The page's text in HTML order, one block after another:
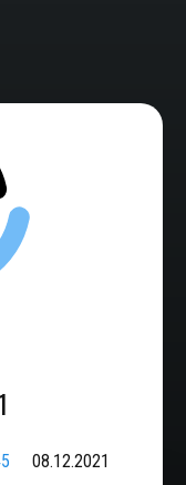
08.12.2021